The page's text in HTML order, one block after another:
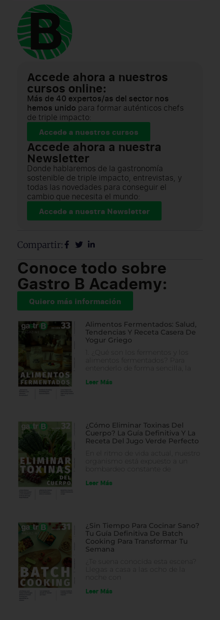
Accede ahora a nuestros
cursos online:
Más de 40 expertos/as del sector nos
hemos unido para formar auténticos chefs
de triple impacto:
Accede a nuestros cursos
Accede ahora a nuestra
Newsletter
Donde hablaremos de la gastronomía
sostenible de triple impacto, entrevistas, y
todas las novedades para conseguir el
cambio que necesita el mundo:
Accede a nuestra Newsletter
Compartir:
Conoce todo sobre
Gastro B Academy:
Quiero más información
Alimentos Fermentados: Salud,
Tendencias Y Receta Casera De
Yogur Griego
1. ¿Qué son los fermentos y los
alimentos fermentados? Para
entenderlo de forma sencilla, la
Leer Más
¿Cómo Eliminar Toxinas Del
Cuerpo? La Guía Definitiva Y La
Receta Del Jugo Verde Perfecto
En el ritmo de vida actual, nuestro
organismo está expuesto a un
bombardeo constante de
Leer Más
¿Sin Tiempo Para Cocinar Sano?
Tu Guía Definitiva De Batch
Cooking Para Transformar Tu
Semana
¿Te suena conocida esta escena?
Llegas a casa a las ocho de la
Leer Más